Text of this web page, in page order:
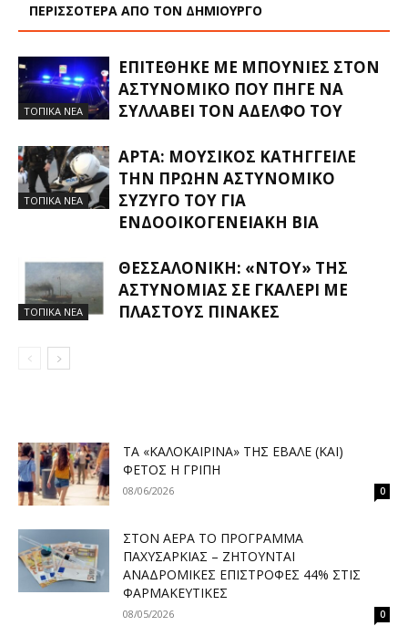
ΠΕΡΙΣΣΟΤΕΡΑ ΑΠΟ ΤΟΝ ΔΗΜΙΟΥΡΓΟ
ΤΟΠΙΚΑ ΝΕΑ
ΕΠΙΤΈΘΗΚΕ ΜΕ ΜΠΟΥΝΙΈΣ ΣΤΟΝ
ΑΣΤΥΝΟΜΙΚΌ ΠΟΥ ΠΉΓΕ ΝΑ
ΣΥΛΛΆΒΕΙ ΤΟΝ ΑΔΕΛΦΌ ΤΟΥ
ΤΟΠΙΚΑ ΝΕΑ
ΆΡΤΑ: ΜΟΥΣΙΚΌΣ ΚΑΤΉΓΓΕΙΛΕ
ΤΗΝ ΠΡΏΗΝ ΑΣΤΥΝΟΜΙΚΌ
ΣΎΖΥΓΌ ΤΟΥ ΓΙΑ
ΕΝΔΟΟΙΚΟΓΕΝΕΙΑΚΉ ΒΊΑ
ΤΟΠΙΚΑ ΝΕΑ
ΘΕΣΣΑΛΟΝΊΚΗ: «ΝΤΟΥ» ΤΗΣ
ΑΣΤΥΝΟΜΊΑΣ ΣΕ ΓΚΑΛΕΡΊ ΜΕ
ΠΛΑΣΤΟΎΣ ΠΊΝΑΚΕΣ
ΤΑ «ΚΑΛΟΚΑΙΡΙΝΆ» ΤΗΣ ΈΒΑΛΕ (ΚΑΙ)
ΦΈΤΟΣ Η ΓΡΊΠΗ
08/06/2026 0
ΣΤΟΝ ΑΈΡΑ ΤΟ ΠΡΌΓΡΑΜΜΑ
ΠΑΧΥΣΑΡΚΊΑΣ – ΖΗΤΟΎΝΤΑΙ
ΑΝΑΔΡΟΜΙΚΈΣ ΕΠΙΣΤΡΟΦΈΣ 44% ΣΤΙΣ
ΦΑΡΜΑΚΕΥΤΙΚΈΣ
08/05/2026 0